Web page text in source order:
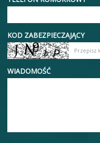
KOD ZABEZPIECZAJĄCY
WIADOMOŚĆ